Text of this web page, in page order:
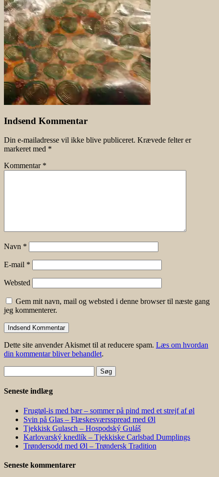
Indsend Kommentar
Din e-mailadresse vil ikke blive publiceret. Krævede felter er
markeret med *
Kommentar *
Navn *
E-mail *
Websted
Gem mit navn, mail og websted i denne browser til næste gang
jeg kommenterer.
Dette site anvender Akismet til at reducere spam. Læs om hvordan
din kommentar bliver behandlet.
efter:
Seneste indlæg
Frugtøl-is med bær – sommer på pind med et strejf af øl
Svin på Glas – Flæskesværsspread med Øl
Tjekkisk Gulasch – Hospodský Guláš
Karlovarský knedlík – Tjekkiske Carlsbad Dumplings
Trøndersodd med Øl – Trøndersk Tradition
Seneste kommentarer